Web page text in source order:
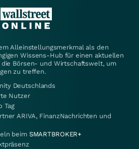
Alleinstellungsmerkmal als den
Wissens-Hub für einen aktuellen
Börsen- und Wirtschaftswelt, um
zu treffen.
Deutschlands
Nutzer
Tag
ARIVA, FinanzNachrichten und
beim SMARTBROKER+